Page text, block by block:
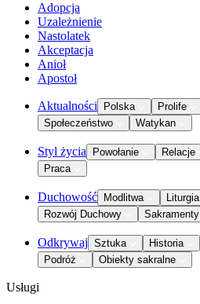
Adopcja
Uzależnienie
Nastolatek
Akceptacja
Anioł
Apostoł
Aktualności Polska Prolife
Społeczeństwo
Watykan
Styl życia Powołanie Relacje
Praca
Duchowość Modlitwa Liturgia
Rozwój Duchowy
Sakramenty
Odkrywaj Sztuka Historia
Podróż
Obiekty sakralne
Usługi